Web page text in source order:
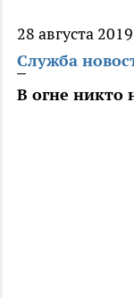
28 августа 2019
Служба
В огне никто